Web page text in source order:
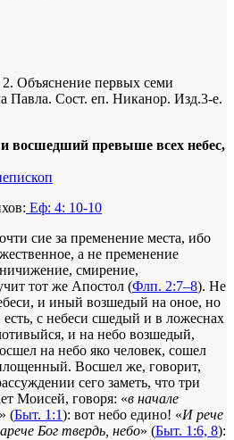
Объяснение первых семи
Павла. Сост. еп. Никанор. Изд.3-е.
восшедший превыше всех небес,
Еф: 4: 10-10
сие за пременение места, ибо
а не пременение
смирение,
тот же Апостол (Флп. 2:7–8). Не
и иный возшедый на оное, но
с небеси сшедый и в ложеснах
и на небо возшедый,
на небо яко человек, сошел
Восшел же, говорит,
сего заметь, что три
Моисей, говоря: «в начале
» (Быт. 1:1): вот небо едино! «И рече
Бог твердь, небо» (Быт. 1:6, 8):